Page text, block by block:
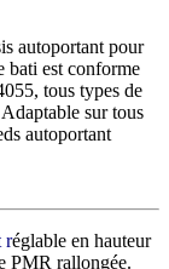
autoportant pour
bati est conforme
tous types de
sur tous
autoportant
réglable en hauteur
PMR rallongée.